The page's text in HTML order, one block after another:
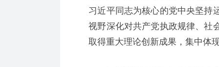
习近平同志为核心的党中央坚持
视野深化对共产党执政规律、社
取得重大理论创新成果，集中体